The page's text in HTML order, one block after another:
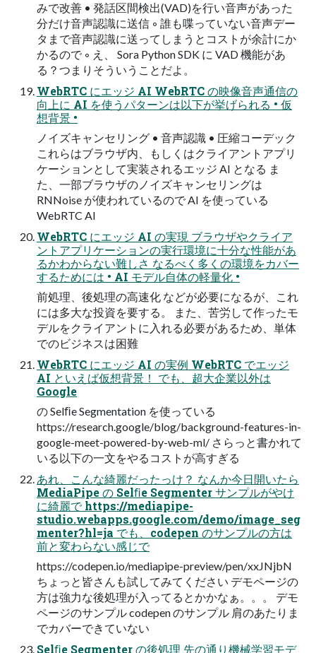
みで改善 • 発話区間検出(VAD)を行い音声があった
分だけ音声認識に送信 ◦ 誰も喋っていない音声デー
タまで音声認識に送ってしまうとコストが余計にか
かるので ◦ え、 Sora Python SDK に VAD 機能があ
る？つまりそういうことだよ。
WebRTC にエッジ AI WebRTC の映像音声通信の
向上に AI を使うパターンは以下が挙げられる • 仮
想背景 •
ノイズキャンセリング • 音声認識 • 圧縮コーデック
これらはブラウザ内、もしくはクライアントアプリ
ケーションとして実装されるエッジ AI となる ま
た、一部ブラウザのノイズキャンセリングは
RNNoise が使われているので AI を使っている
WebRTC AI
WebRTC にエッジ AI の実現 ブラウザやクライア
ントアプリケーションの実行環境に十分な性能があ
るかわからない難しさ なるべく多くの環境をカバー
するためには • AI モデル自体の軽量化 •
前処理、後処理の高速化 などが必要になるが、これ
には多大な投資を要する。 また、苦労して作ったモ
デルをクライアントに入れる必要があるため、単体
でのビジネスは困難
WebRTC にエッジ AI の実例 WebRTC でエッジ
AI といえば仮想背景！ でも、超大企業以外は
Google
の Selﬁe Segmentation を使っている
https://research.google/blog/background-features-in-
google-meet-powered-by-web-ml/ さらっと書かれて
いる以下の一文をやるコストが高すぎる
あれ、こんな綺麗だったっけ？ なんか今日開いたら
MediaPipe の Selﬁe Segmenter サンプルがやけ
に綺麗で https://mediapipe-
studio.webapps.google.com/demo/image_seg
menter?hl=ja でも、codepen のサンプルの方は
前と変わらない感じで
https://codepen.io/mediapipe-preview/pen/xxJNjbN
ちょっと皆さんも試してみてください デモページの
方は強力な後処理が入ってるとかかなぁ。。。 デモ
ページのサンプル codepen のサンプル 肩のあたりま
でカバーできていない
Selﬁe Segmenter の後処理 先の通り機械学習モデ